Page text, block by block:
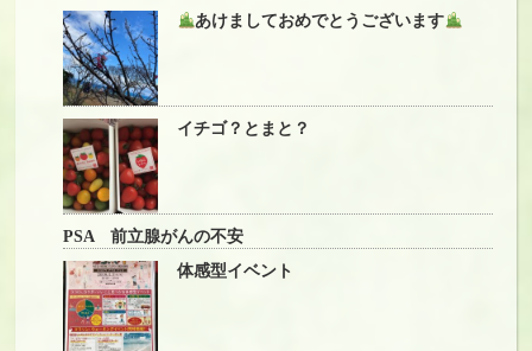
あけましておめでとうございます
イチゴ？とまと？
PSA 前立腺がんの不安
体感型イベント